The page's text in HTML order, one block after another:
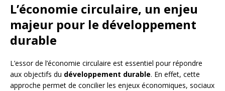
L’économie circulaire, un enjeu
majeur pour le développement
durable
L’essor de l’économie circulaire est essentiel pour répondre
aux objectifs du développement durable. En effet, cette
approche permet de concilier les enjeux économiques, sociaux